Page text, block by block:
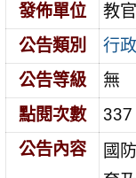
發佈單位
教
公告類別
行
公告等級
無
點閱次數
337
公告內容
國